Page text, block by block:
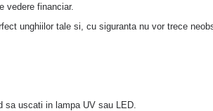
vedere financiar.
unghiilor tale si, cu siguranta nu vor trece
sa uscati in lampa UV sau LED.